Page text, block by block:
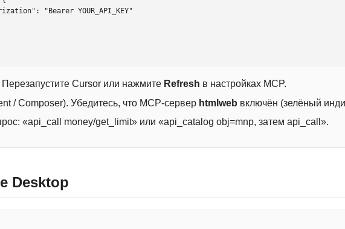
Cursor или нажмите Refresh в настройках MCP.
/ Composer). Убедитесь, что MCP-сервер htmlweb включён (зелёный
«api_call money/get_limit» или «api_catalog obj=mnp, затем api_call».
Desktop